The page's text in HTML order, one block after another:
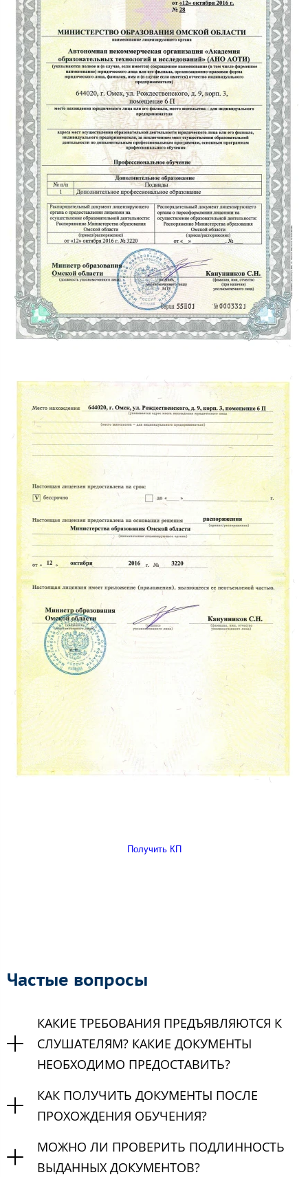
Получить КП
Частые вопросы
КАКИЕ ТРЕБОВАНИЯ ПРЕДЪЯВЛЯЮТСЯ К
СЛУШАТЕЛЯМ? КАКИЕ ДОКУМЕНТЫ
НЕОБХОДИМО ПРЕДОСТАВИТЬ?
КАК ПОЛУЧИТЬ ДОКУМЕНТЫ ПОСЛЕ
ПРОХОЖДЕНИЯ ОБУЧЕНИЯ?
МОЖНО ЛИ ПРОВЕРИТЬ ПОДЛИННОСТЬ
ВЫДАННЫХ ДОКУМЕНТОВ?